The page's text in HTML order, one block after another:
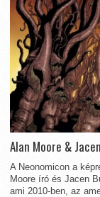
Alan Moore &
A Neonomicon a
Moore író és Jacen
ami 2010-ben, az